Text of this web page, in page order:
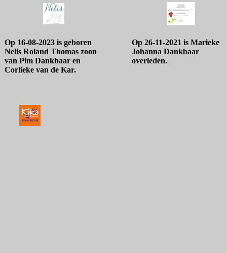
Op 16-08-2023 is geboren
Nelis Roland Thomas zoon
van Pim Dankbaar en
Corlieke van de Kar.
Op 26-11-2021 is Marieke
Johanna Dankbaar
overleden.